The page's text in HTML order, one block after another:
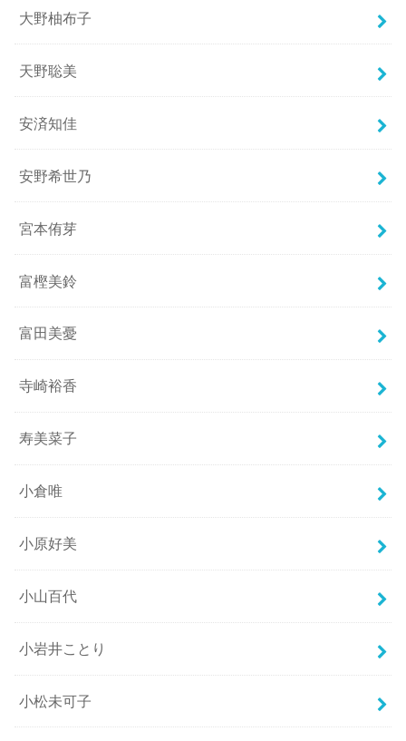
大野柚布子
天野聡美
安済知佳
安野希世乃
宮本侑芽
富樫美鈴
富田美憂
寺崎裕香
寿美菜子
小倉唯
小原好美
小山百代
小岩井ことり
小松未可子